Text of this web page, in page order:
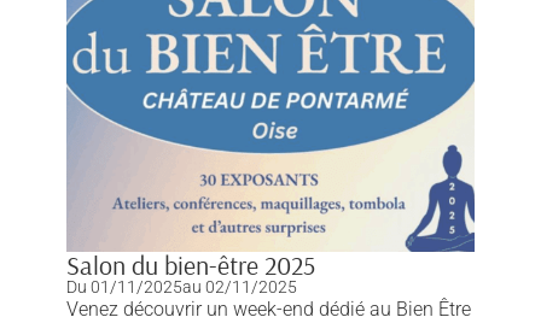
Salon du bien-être 2025
Du 01/11/2025au 02/11/2025
Venez découvrir un week-end dédié au Bien Être